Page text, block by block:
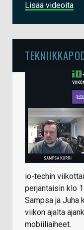
Lisää videoita
io-techin
perjantaisin klo
Sampsa ja Juha
viikon ajalta
mobiiliaiheet.